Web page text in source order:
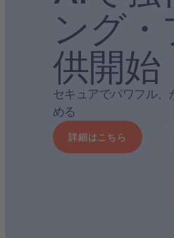
ング
供開始
セキュアでパワフル
める
詳細はこちら